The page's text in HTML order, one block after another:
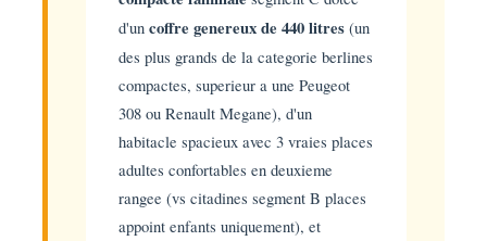
d'un coffre genereux de 440 litres (un
des plus grands de la categorie berlines
compactes, superieur a une Peugeot
308 ou Renault Megane), d'un
habitacle spacieux avec 3 vraies places
adultes confortables en deuxieme
rangee (vs citadines segment B places
appoint enfants uniquement), et